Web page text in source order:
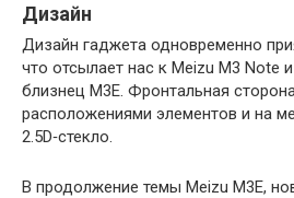
Дизайн
Дизайн гаджета одновременно
что отсылает нас к Meizu M3 Note
близнец M3E. Фронтальная
расположениями элементов и на
2.5D‑стекло.
В продолжение темы Meizu M3E,